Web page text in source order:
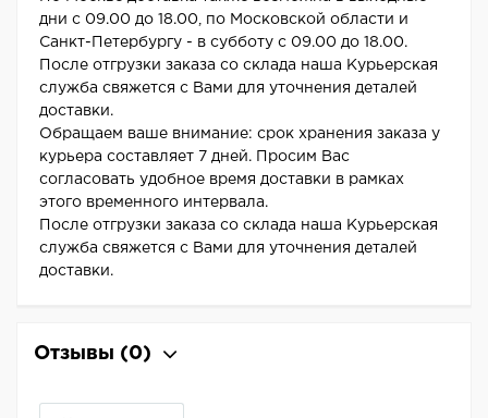
дни с 09.00 до 18.00, по Московской области и
Санкт-Петербургу - в субботу с 09.00 до 18.00.
После отгрузки заказа со склада наша Курьерская
служба свяжется с Вами для уточнения деталей
доставки.
Обращаем ваше внимание: срок хранения заказа у
курьера составляет 7 дней. Просим Вас
согласовать удобное время доставки в рамках
этого временного интервала.
После отгрузки заказа со склада наша Курьерская
служба свяжется с Вами для уточнения деталей
доставки.
Отзывы (0)